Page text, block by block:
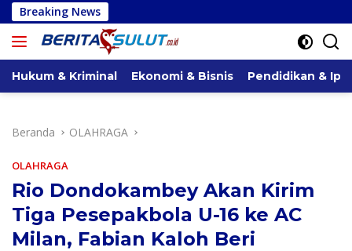
Langsung
ke
konten
Breaking News
Hukum & Kriminal Ekonomi & Bisnis Pendidikan &
Beranda OLAHRAGA
OLAHRAGA
Rio Dondokambey Akan Kirim
Tiga Pesepakbola U-16 ke AC
Milan, Fabian Kaloh Beri